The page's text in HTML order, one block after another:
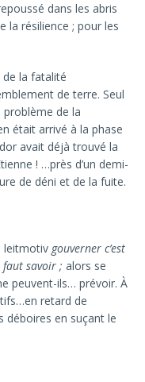
dans les abris
la résilience ; pour les
la fatalité
de terre. Seul
problème de la
était arrivé à la phase
avait déjà trouvé la
! …près d’un demi-
de déni et de la fuite.
leitmotiv gouverner c’est
savoir ; alors se
peuvent-ils… prévoir. À
retard de
déboires en suçant le